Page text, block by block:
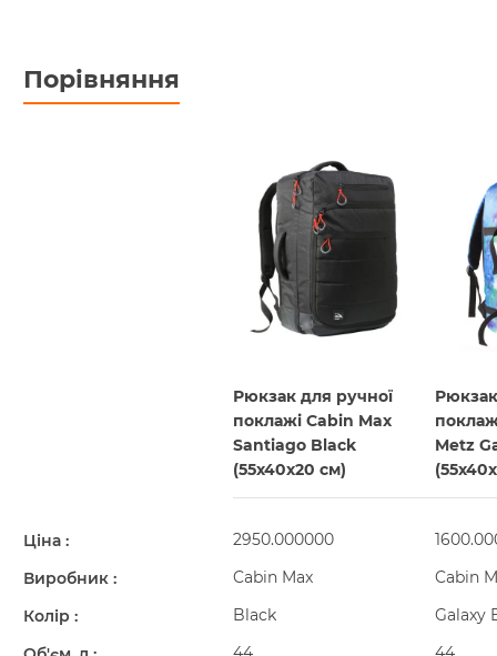
Порівняння
Ціна
Виробник
Колір
Рюкзак для ручної
поклажі Cabin Max
Santiago Black
(55х40х20 см)
2950.000000
Cabin Max
Black
Metz
Cabin
Galaxy